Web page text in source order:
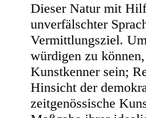
Dieser Natur mit
unverfälschter
Vermittlungsziel.
würdigen zu
Kunstkenner sein;
Hinsicht der
zeitgenössische